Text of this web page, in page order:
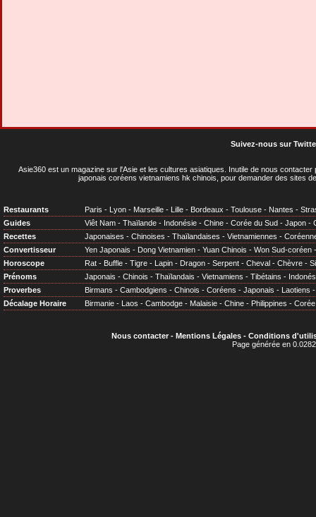
Suivez-nous sur
Asie360 est un magazine sur l'Asie et les cultures asiatiques . Inutile de nous
japonais coréens vietnamiens hk chinois, pour demander des sites
Restaurants Paris - Lyon - Marseille - Lille - Bordeaux - Toulouse - Nantes -
Guides
Viêt Nam - Thaïlande - Indonésie - Chine - Corée du Sud - Japon -
Recettes
Japonaises - Chinoises - Thaïlandaises - Vietnamiennes -
Convertisseur
Yen Japonais - Dong Vietnamien - Yuan Chinois - Won Sud-coréen
Horoscope
Rat - Buffle - Tigre - Lapin - Dragon - Serpent - Cheval - Chèvre -
Prénoms
Japonais - Chinois - Thaïlandais - Vietnamiens - Tibétains -
Proverbes
Birmans - Cambodgiens - Chinois - Coréens - Japonais - Laotiens
Décalage Horaire
Birmanie - Laos - Cambodge - Malaisie - Chine - Philippines - Corée
Nous contacter- Mentions Légales- Conditions
Page générée en